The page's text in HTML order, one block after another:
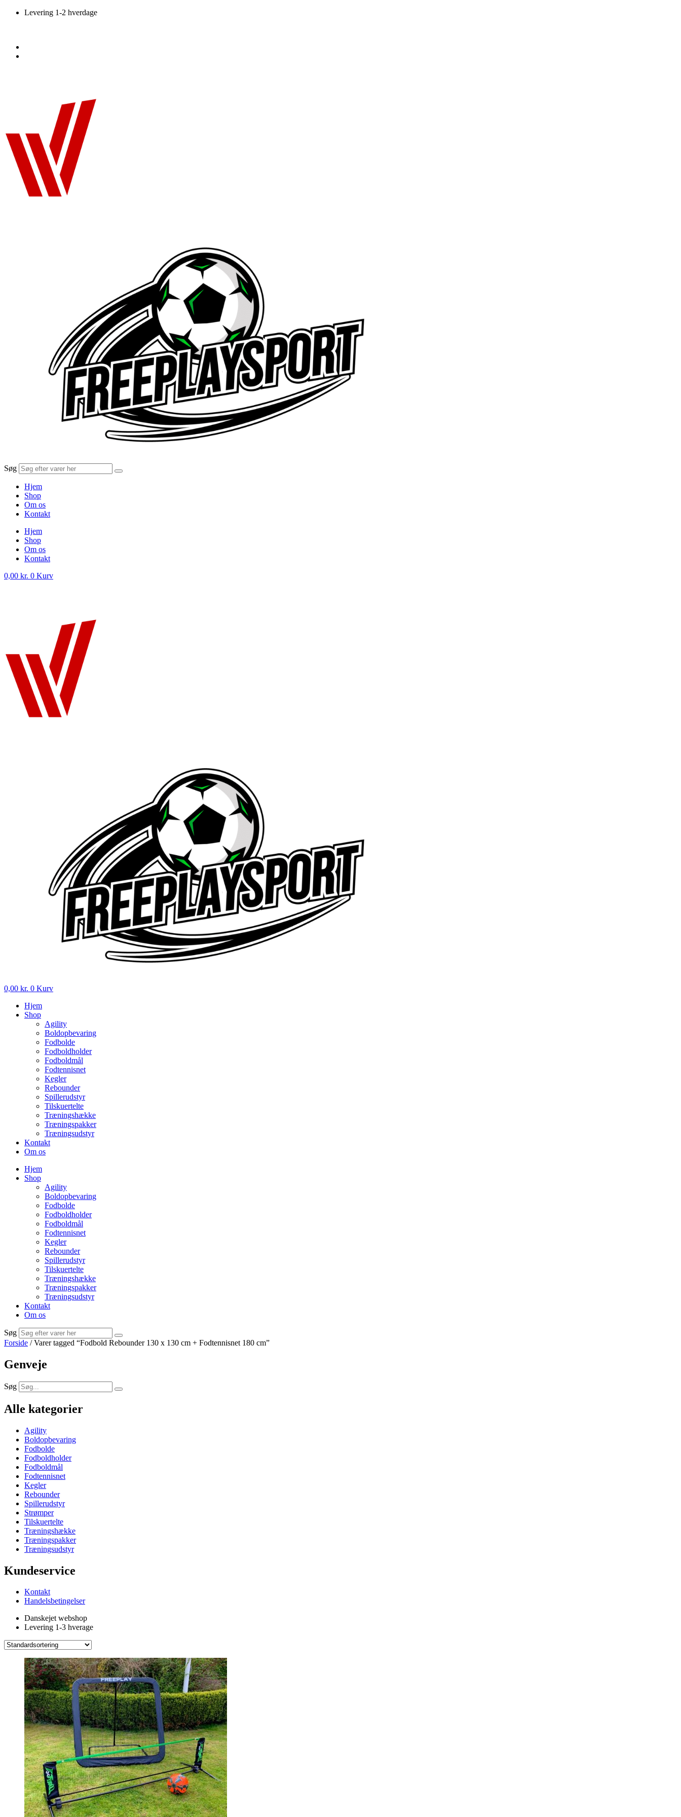
VidereLevering 1-2 hverdage
Søg
Hjem
Shop
Om os
Kontakt
Hjem
Shop
Om os
Kontakt
0,00 kr. 0 Kurv
0,00 kr. 0 Kurv
Hjem
Shop
Agility
Boldopbevaring
Fodbolde
Fodboldholder
Fodboldmål
Fodtennisnet
Kegler
Rebounder
Spillerudstyr
Tilskuertelte
Træningshække
Træningspakker
Træningsudstyr
Kontakt
Om os
Hjem
Shop
Agility
Boldopbevaring
Fodbolde
Fodboldholder
Fodboldmål
Fodtennisnet
Kegler
Rebounder
Spillerudstyr
Tilskuertelte
Træningshække
Træningspakker
Træningsudstyr
Kontakt
Om os
Søg
Forside / Varer tagged “Fodbold Rebounder 130 x 130 cm + Fodtennisnet 180 cm”
Genveje
Søg
Alle kategorier
Agility
Boldopbevaring
Fodbolde
Fodboldholder
Fodboldmål
Fodtennisnet
Kegler
Rebounder
Spillerudstyr
Strømper
Tilskuertelte
Træningshække
Træningspakker
Træningsudstyr
Kundeservice
Kontakt
Handelsbetingelser
Danskejet webshop
Levering 1-3 hverage